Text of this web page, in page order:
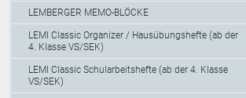
LEMBERGER MEMO-BLÖCKE
LEMI Classic Organizer / Hausübungshefte (ab der
4. Klasse VS/SEK)
LEMI Classic Schularbeitshefte (ab der 4. Klasse
VS/SEK)